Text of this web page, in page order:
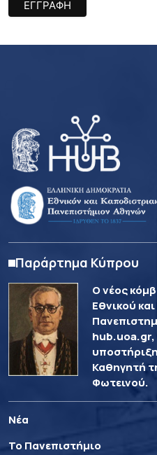
Παράρτημα Κύπρου
Ο νέος
Εθνικού
hub.uoa.gr,
Καθηγητή
Φωτεινού.
Νέα
Το Πανεπιστήμιο